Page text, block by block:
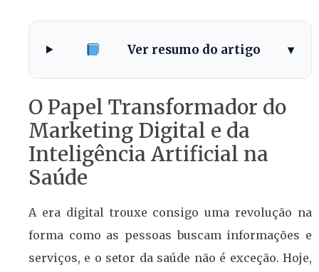
Ver resumo do artigo ▾
O Papel Transformador do
Marketing Digital e da
Inteligência Artificial na
Saúde
A era digital trouxe consigo uma revolução na
forma como as pessoas buscam informações e
serviços, e o setor da saúde não é exceção. Hoje,